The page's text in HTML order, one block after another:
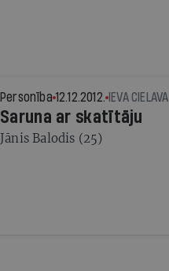
Personība 12.12.2012. IEVA CIELAVA
Saruna ar skatītāju
Jānis Balodis (25)